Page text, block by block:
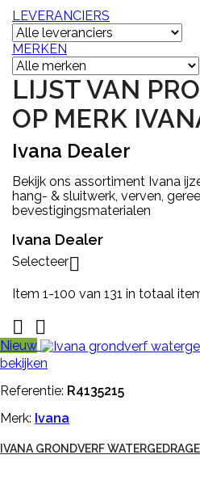
LEVERANCIERS
MERKEN
LIJST VAN
OP MERK
Ivana Dealer
Bekijk ons assortiment Ivana
hang- & sluitwerk, verven,
bevestigingsmaterialen
Ivana Dealer
Selecteer
Item 1-100 van 131 in totaal
 
Nieuw
bekijken
Referentie: R4135215
Merk: Ivana
IVANA GRONDVERF